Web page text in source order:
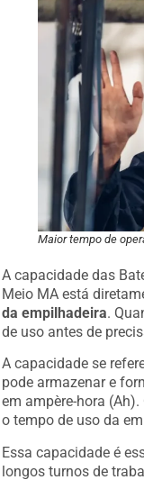
Maior tempo de
A capacidade das
Meio MA está
da empilhadeira .
de uso antes de
A capacidade se
pode armazenar e
em ampère-hora
o tempo de uso da
Essa capacidade é
longos turnos de